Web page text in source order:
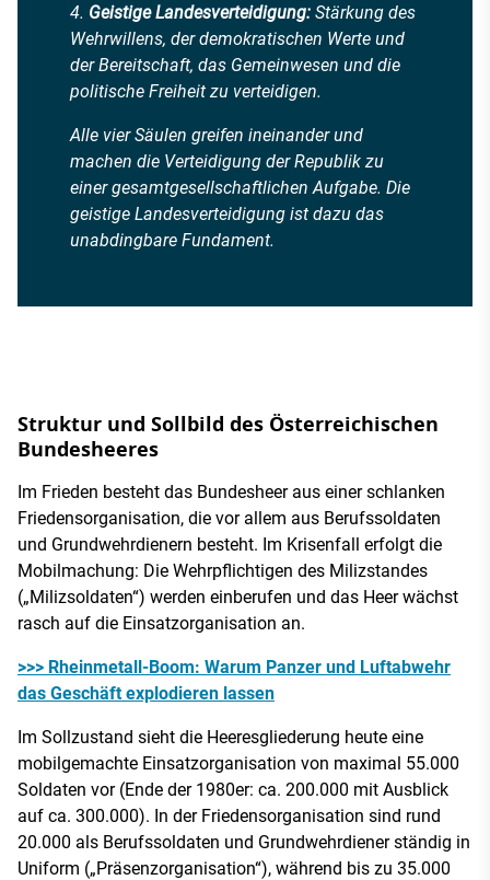
Geistige Landesverteidigung: Stärkung des
Wehrwillens, der demokratischen Werte und
der Bereitschaft, das Gemeinwesen und die
politische Freiheit zu verteidigen.
Alle vier Säulen greifen ineinander und
machen die Verteidigung der Republik zu
einer gesamtgesellschaftlichen Aufgabe. Die
geistige Landesverteidigung ist dazu das
unabdingbare Fundament.
Struktur und Sollbild des Österreichischen
Bundesheeres
Im Frieden besteht das Bundesheer aus einer schlanken
Friedensorganisation, die vor allem aus Berufssoldaten
und Grundwehrdienern besteht. Im Krisenfall erfolgt die
Mobilmachung: Die Wehrpflichtigen des Milizstandes
(„Milizsoldaten“) werden einberufen und das Heer wächst
rasch auf die Einsatzorganisation an.
>>> Rheinmetall-Boom: Warum Panzer und Luftabwehr
das Geschäft explodieren lassen
Im Sollzustand sieht die Heeresgliederung heute eine
mobilgemachte Einsatzorganisation von maximal 55.000
Soldaten vor (Ende der 1980er: ca. 200.000 mit Ausblick
auf ca. 300.000). In der Friedensorganisation sind rund
20.000 als Berufssoldaten und Grundwehrdiener ständig in
Uniform („Präsenzorganisation“), während bis zu 35.000